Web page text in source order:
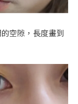
空隙，長度畫到